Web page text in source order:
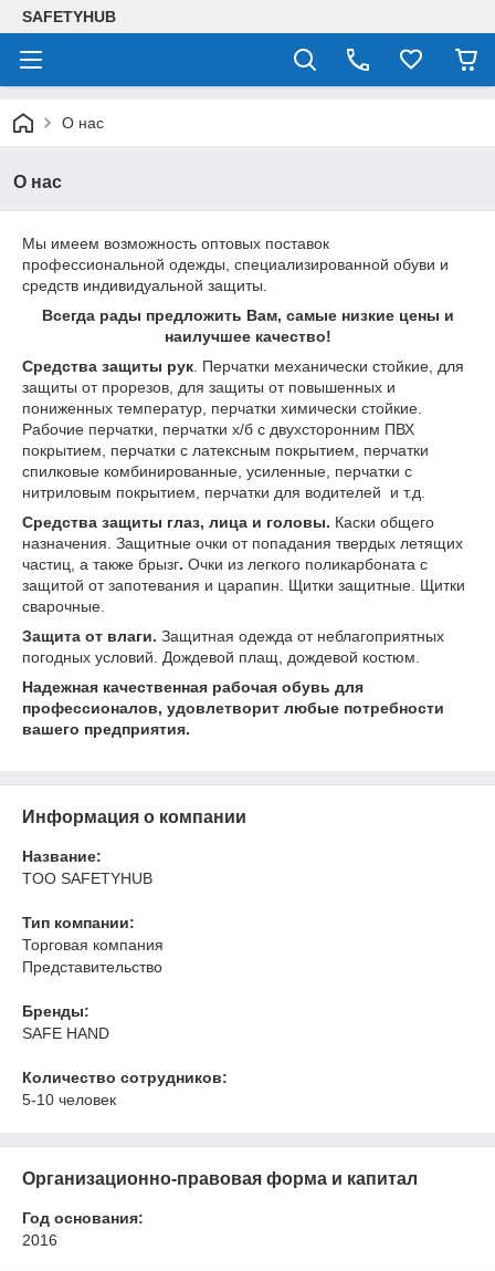
SAFETYHUB
О нас
О нас
Мы имеем возможность оптовых поставок
профессиональной одежды, специализированной обуви и
средств индивидуальной защиты.
Всегда рады предложить Вам, самые низкие цены и
наилучшее качество!
Средства защиты рук . Перчатки механически стойкие, для
защиты от прорезов, для защиты от повышенных и
пониженных температур, перчатки химически стойкие.
Рабочие перчатки, перчатки х/б с двухсторонним ПВХ
покрытием, перчатки с латексным покрытием, перчатки
спилковые комбинированные, усиленные, перчатки с
нитриловым покрытием, перчатки для водителей и т.д.
Средства защиты глаз, лица и головы. Каски общего
назначения. Защитные очки от попадания твердых летящих
частиц, а также брызг. Очки из легкого поликарбоната с
защитой от запотевания и царапин. Щитки защитные. Щитки
сварочные.
Защита от влаги. Защитная одежда от неблагоприятных
погодных условий. Дождевой плащ, дождевой костюм.
Надежная качественная рабочая обувь для
профессионалов, удовлетворит любые потребности
вашего предприятия.
Информация о компании
Название:
TOO SAFETYHUB
Тип компании:
Торговая компания
Представительство
Бренды:
SAFE HAND
Количество сотрудников:
5-10 человек
Организационно-правовая форма и капитал
Год основания:
2016